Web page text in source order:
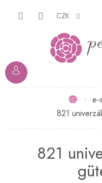
CZK
Domů
e-
821
821